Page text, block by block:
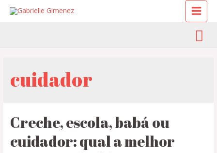
cuidador
Creche, escola, babá ou
cuidador: qual a melhor